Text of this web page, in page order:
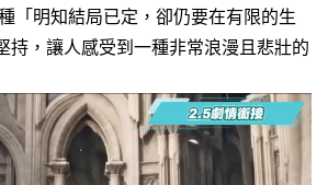
「明知結局已定，卻仍要在有限的生
持，讓人感受到一種非常浪漫且悲壯的